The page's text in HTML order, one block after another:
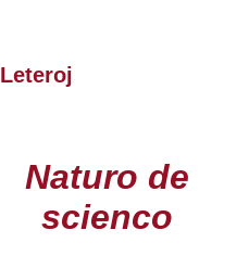
Leteroj
Naturo de
scienco